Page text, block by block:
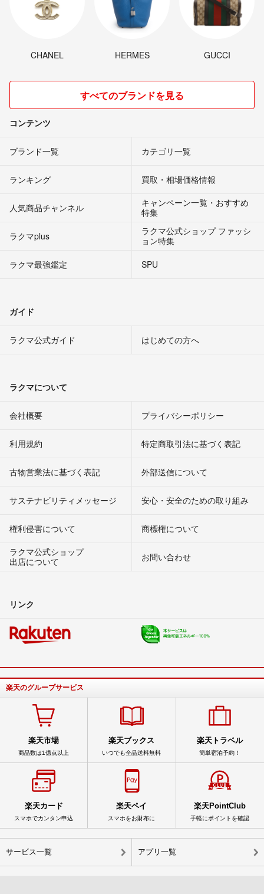
CHANEL HERMES GUCCI
すべてのブランドを見る
コンテンツ
ブランド一覧 カテゴリ一覧
ランキング 買取・相場価格情報
人気商品チャンネル
キャンペーン一覧・おすすめ
特集
ラクマplus
ラクマ公式ショップ ファッシ
ョン特集
ラクマ最強鑑定
SPU
ガイド
ラクマ公式ガイド はじめての方へ
ラクマについて
会社概要 プライバシーポリシー
利用規約 特定商取引法に基づく表記
古物営業法に基づく表記 外部送信について
サステナビリティメッセージ 安心・安全のための取り組み
権利侵害について
商標権について
ラクマ公式ショップ
出店について
お問い合わせ
リンク
楽天のグループサービス
楽天市場
商品数は1億点以上
楽天ブックス
いつでも全品送料無料
楽天トラベル
簡単宿泊予約！
楽天カード
スマホでカンタン申込
楽天ペイ
スマホをお財布に
楽天PointClub
手軽にポイントを確認
サービス一覧 アプリ一覧